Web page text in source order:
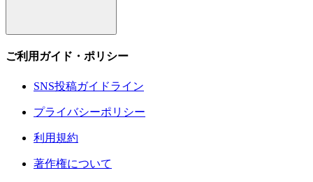
ご利用ガイド・ポリシー
SNS投稿ガイドライン
プライバシーポリシー
利用規約
著作権について